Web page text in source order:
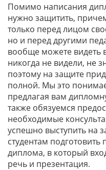
Помимо написания
нужно защитить,
только перед лицом
но и перед другими
вообще можете видеть
никогда не видели, не
поэтому на защите
полной. Мы это
предлагая вам
также обязуемся
необходимые
успешно выступить на
студентам
диплома, в который
речь и презентация.